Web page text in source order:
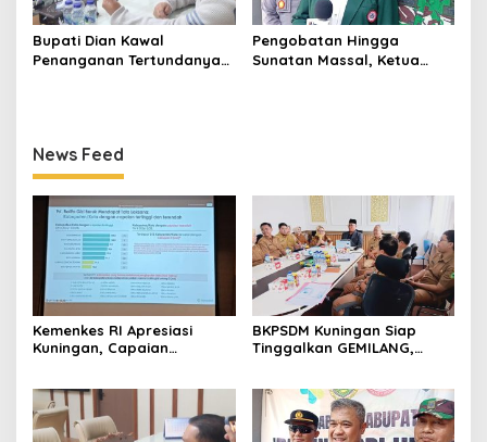
Bupati Dian Kawal
Penanganan Tertundanya
Pengobatan Hingga
Sunatan Massal, Ketua
News Feed
Kemenkes RI Apresiasi
Kuningan, Capaian
BKPSDM Kuningan Siap
Tinggalkan GEMILANG,
ASN